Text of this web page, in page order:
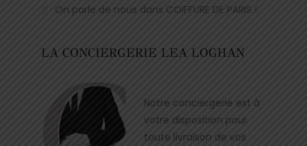
On parle de nous dans COIFFURE DE PARIS !
LA CONCIERGERIE LEA LOGHAN
Notre conciergerie est à
votre disposition pour
toute livraison de vos